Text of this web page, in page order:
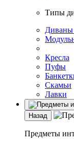
Типы
Диваны
Кресла
Пуфы
Скамьи
Лавки
Назад
Предметы